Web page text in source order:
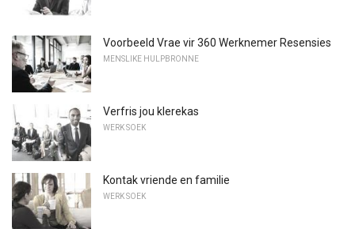
Voorbeeld Vrae vir 360 Werknemer Resensies
MENSLIKE HULPBRONNE
Verfris jou klerekas
WERK SOEK
Kontak vriende en familie
WERK SOEK